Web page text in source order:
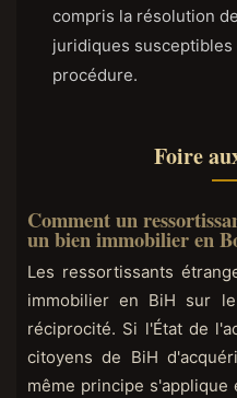
compris la résolution
juridiques
procédure.
Foire
Comment un
un bien immobilier en
Les ressortissants
immobilier en BiH sur
réciprocité. Si l'État de
citoyens de BiH
même principe s'applique